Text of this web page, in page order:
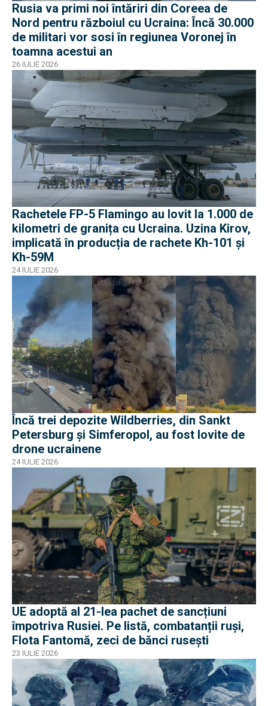
Rusia va primi noi întăriri din Coreea de
Nord pentru războiul cu Ucraina: Încă 30.000
de militari vor sosi în regiunea Voronej în
toamna acestui an
26 IULIE 2026
Rachetele FP-5 Flamingo au lovit la 1.000 de
kilometri de granița cu Ucraina. Uzina Kirov,
implicată în producția de rachete Kh-101 și
Kh-59M
24 IULIE 2026
Încă trei depozite Wildberries, din Sankt
Petersburg și Simferopol, au fost lovite de
drone ucrainene
24 IULIE 2026
UE adoptă al 21-lea pachet de sancțiuni
împotriva Rusiei. Pe listă, combatanții ruși,
Flota Fantomă, zeci de bănci rusești
23 IULIE 2026